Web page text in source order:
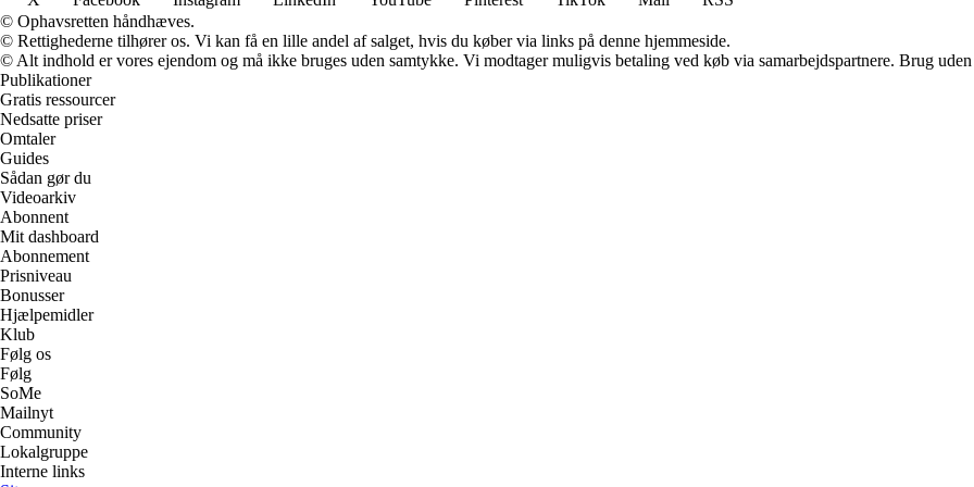
© Ophavsretten håndhæves.
© Rettighederne tilhører os. Vi kan få en lille andel af salget, hvis du køber via links på denne hjemmeside.
© Alt indhold er vores ejendom og må ikke bruges uden samtykke. Vi modtager muligvis betaling ved køb via samarbejdspartnere. Brug
Publikationer
Gratis ressourcer
Nedsatte priser
Omtaler
Guides
Sådan gør du
Videoarkiv
Abonnent
Mit dashboard
Abonnement
Prisniveau
Bonusser
Hjælpemidler
Klub
Følg os
Følg
SoMe
Mailnyt
Community
Lokalgruppe
Interne links